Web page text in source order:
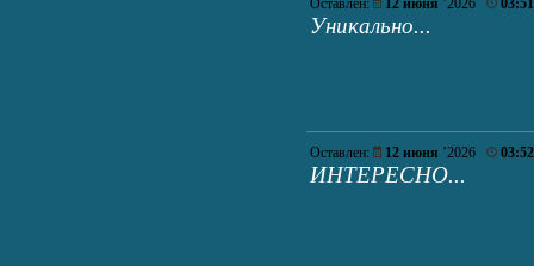
Оставлен: 12 июня ’2026 03:51
Уникально...
Оставлен: 12 июня ’2026 03:52
ИНТЕРЕСНО...